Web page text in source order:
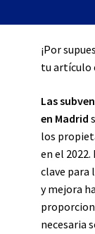
¡Por
tu artículo
Las
en Madrid
los
en el
clave para
y mejora
necesaria